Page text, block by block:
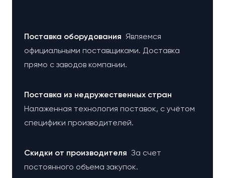
Поставка оборудования Являемся
официальными поставщиками. Доставка
прямо с заводов компании.
Поставка из недружественных стран
Налаженная технология поставок, с учётом
специфики производителей.
Cкидки от производителя За счет
постоянного объема закупок.